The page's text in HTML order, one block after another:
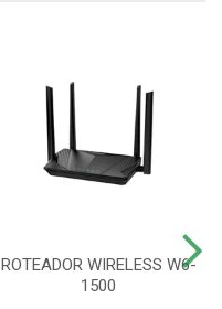
ROTEADOR WIRELESS W6-
1500